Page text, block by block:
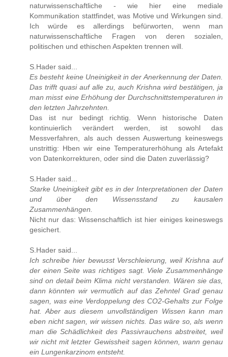
naturwissenschaftliche - wie hier eine mediale
Kommunikation stattfindet, was Motive und Wirkungen sind.
Ich würde es allerdings befürworten, wenn man
naturwissenschaftliche Fragen von deren sozialen,
politischen und ethischen Aspekten trennen will.
S.Hader said...
Es besteht keine Uneinigkeit in der Anerkennung der Daten.
Das trifft quasi auf alle zu, auch Krishna wird bestätigen, ja
man misst eine Erhöhung der Durchschnittstemperaturen in
den letzten Jahrzehnten.
Das ist nur bedingt richtig. Wenn historische Daten
kontinuierlich verändert werden, ist sowohl das
Messverfahren, als auch dessen Auswertung keineswegs
unstrittig: Hben wir eine Temperaturerhöhung als Artefakt
von Datenkorrekturen, oder sind die Daten zuverlässig?
S.Hader said...
Starke Uneinigkeit gibt es in der Interpretationen der Daten
und über den Wissensstand zu kausalen
Zusammenhängen.
Nicht nur das: Wissenschaftlich ist hier einiges keineswegs
gesichert.
S.Hader said...
Ich schreibe hier bewusst Verschleierung, weil Krishna auf
der einen Seite was richtiges sagt. Viele Zusammenhänge
sind on detail beim Klima nicht verstanden. Wären sie das,
dann könnten wir vermutlich auf das Zehntel Grad genau
sagen, was eine Verdoppelung des CO2-Gehalts zur Folge
hat. Aber aus diesem unvollständigen Wissen kann man
eben nicht sagen, wir wissen nichts. Das wäre so, als wenn
man die Schädlichkeit des Passivrauchens abstreitet, weil
wir nicht mit letzter Gewissheit sagen können, wann genau
ein Lungenkarzinom entsteht.